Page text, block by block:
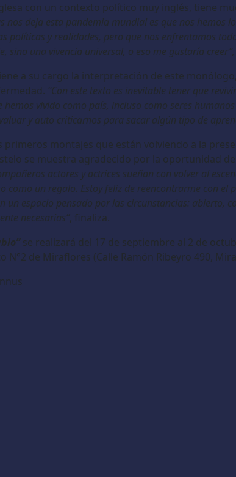
con un contexto político muy inglés, tiene
nos deja esta pandemia mundial es que nos hemos
políticas y realidades, pero que nos enfrentamos
sino una vivencia universal, o eso me gustaría creer”,
a su cargo la interpretación de este
“Con este texto es inevitable tener que
vivido como país, incluso como seres
y auto criticarnos para sacar algún tipo de
primeros montajes que están volviendo a la
se muestra agradecido por la oportunidad
actores y actrices sueñan con volver al
como un regalo. Estoy feliz de reencontrarme con el
un espacio pensado por las circunstancias: abierto,
necesarias”, finaliza.
se realizará del 17 de septiembre al 2 de
N°2 de Miraflores (Calle Ramón Ribeyro 490,